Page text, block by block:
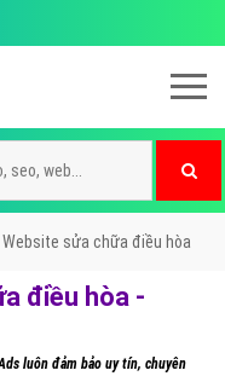
sửa chữa điều hòa
điều hòa -
luôn đảm bảo uy tín, chuyên